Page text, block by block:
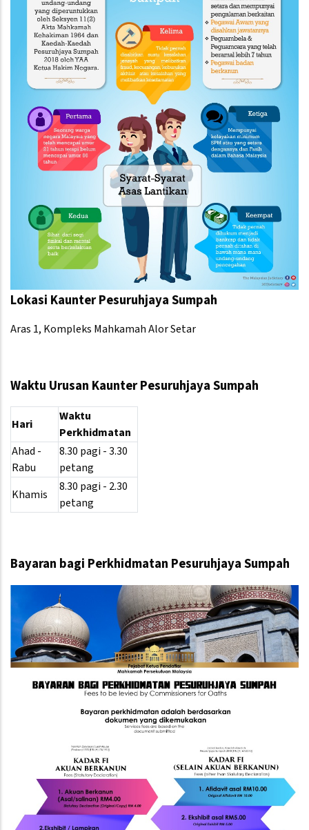
Lokasi Kaunter Pesuruhjaya Sumpah
Aras 1, Kompleks Mahkamah Alor Setar
Waktu Urusan Kaunter Pesuruhjaya Sumpah
Hari
Waktu
Perkhidmatan
Ahad -
Rabu
8.30 pagi - 3.30
petang
Khamis
8.30 pagi - 2.30
petang
Bayaran bagi Perkhidmatan Pesuruhjaya Sumpah